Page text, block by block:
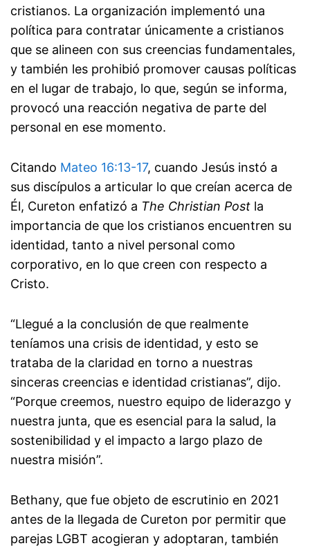
cristianos. La organización implementó una
política para contratar únicamente a cristianos
que se alineen con sus creencias fundamentales,
y también les prohibió promover causas políticas
en el lugar de trabajo, lo que, según se informa,
provocó una reacción negativa de parte del
personal en ese momento.
Citando Mateo 16:13-17, cuando Jesús instó a
sus discípulos a articular lo que creían acerca de
Él, Cureton enfatizó a The Christian Post la
importancia de que los cristianos encuentren su
identidad, tanto a nivel personal como
corporativo, en lo que creen con respecto a
Cristo.
“Llegué a la conclusión de que realmente
teníamos una crisis de identidad, y esto se
trataba de la claridad en torno a nuestras
sinceras creencias e identidad cristianas”, dijo.
“Porque creemos, nuestro equipo de liderazgo y
nuestra junta, que es esencial para la salud, la
sostenibilidad y el impacto a largo plazo de
nuestra misión”.
Bethany, que fue objeto de escrutinio en 2021
antes de la llegada de Cureton por permitir que
parejas LGBT acogieran y adoptaran, también